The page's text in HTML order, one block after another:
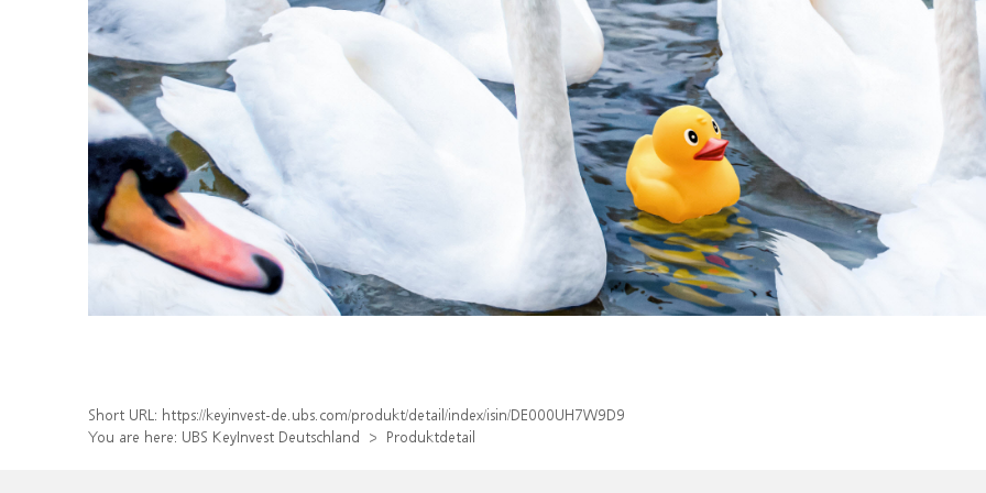
Short URL: https://keyinvest-de.ubs.com/produkt/detail/index/isin/DE000UH7W9D9
You are here: UBS KeyInvest Deutschland Produktdetail